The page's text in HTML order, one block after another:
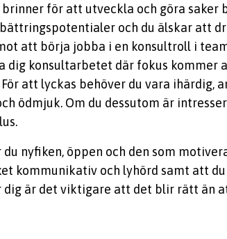
för att utveckla och göra saker
och du älskar att
att börja jobba i en konsultroll i
dig konsultarbetet där fokus kommer
att lyckas behöver du vara ihärdig,
ödmjuk. Om du dessutom är
du nyfiken, öppen och den som
kommunikativ och lyhörd samt att
dig är det viktigare att det blir rätt än